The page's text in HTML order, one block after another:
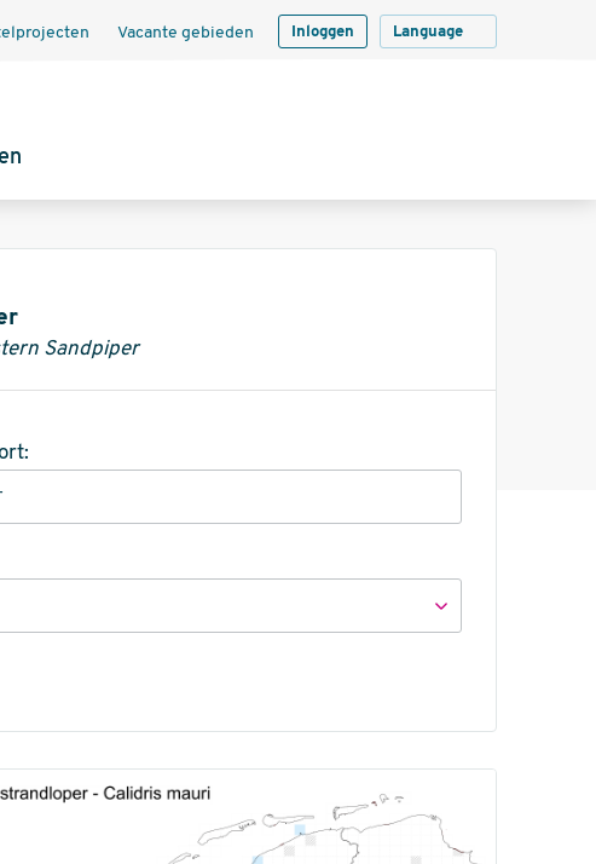
Vacante gebieden Inloggen Language
Sandpiper